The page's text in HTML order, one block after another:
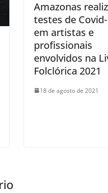
Amazonas
testes de
em artistas e
profissionais
envolvidos na
Folclórica 2021
18 de agosto de 2021